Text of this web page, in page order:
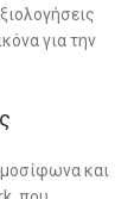
για την
και